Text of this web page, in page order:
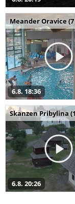
Meander Oravice
6.8. 18:36
Skanzen Pribylina
6.8. 20:26